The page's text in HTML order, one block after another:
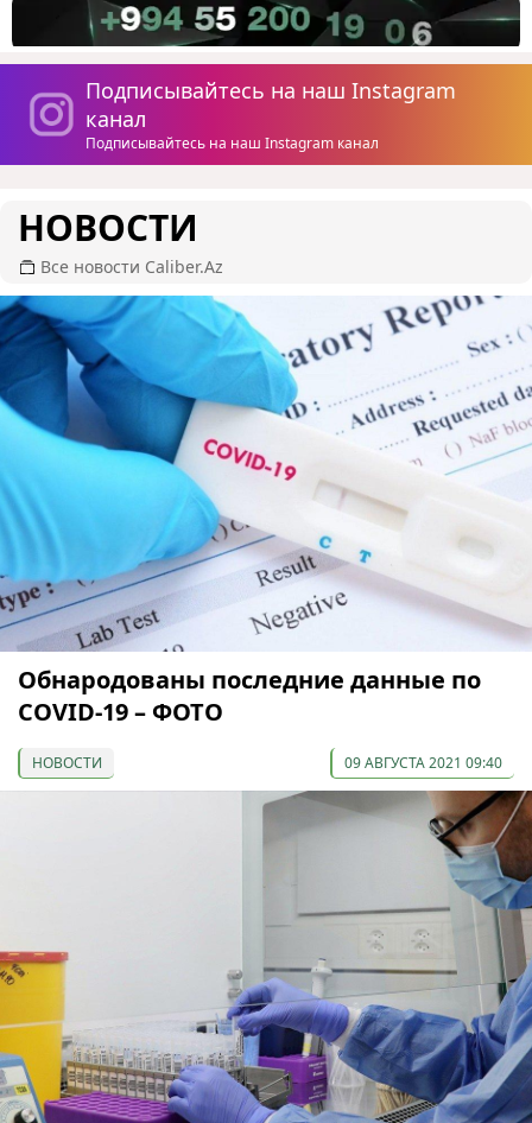
Подписывайтесь на наш Instagram
канал
Подписывайтесь на наш Instagram канал
НОВОСТИ
Все новости Caliber.Az
Обнародованы последние данные по
COVID-19 – ФОТО
НОВОСТИ 09 АВГУСТА 2021 09:40